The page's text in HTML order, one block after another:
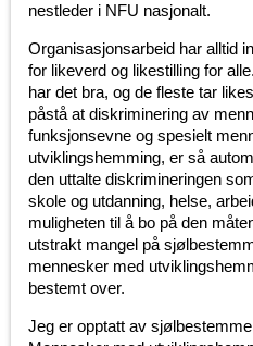
nestleder i NFU nasjonalt.
Organisasjonsarbeid har alltid
for likeverd og likestilling for
har det bra, og de fleste tar
påstå at diskriminering av
funksjonsevne og spesielt
utviklingshemming, er så
den uttalte diskrimineringen
skole og utdanning, helse,
muligheten til å bo på den
utstrakt mangel på
mennesker med
bestemt over.
Jeg er opptatt av